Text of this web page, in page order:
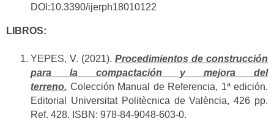
DOI:10.3390/ijerph18010122
LIBROS:
YEPES, V. (2021). Procedimientos de construcción
para la compactación y mejora del
terreno. Colección Manual de Referencia, 1ª edición.
Editorial Universitat Politècnica de València, 426 pp.
Ref. 428. ISBN: 978-84-9048-603-0.